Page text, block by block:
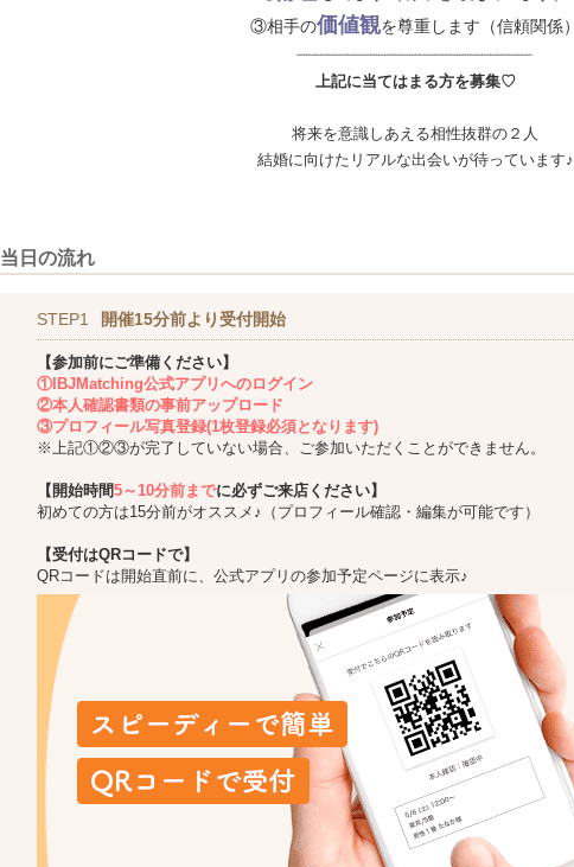
③相手の価値観を尊重します（信頼関係）
上記に当てはまる方を募集♡
将来を意識しあえる相性抜群の２人
結婚に向けたリアルな出会いが待っています♪
当日の流れ
STEP1 開催15分前より受付開始
【参加前にご準備ください】
①IBJMatching公式アプリへのログイン
②本人確認書類の事前アップロード
③プロフィール写真登録(1枚登録必須となります)
※上記①②③が完了していない場合、ご参加いただくことができません。
【開始時間5～10分前までに必ずご来店ください】
初めての方は15分前がオススメ♪（プロフィール確認・編集が可能です）
【受付はQRコードで】
QRコードは開始直前に、公式アプリの参加予定ページに表示♪